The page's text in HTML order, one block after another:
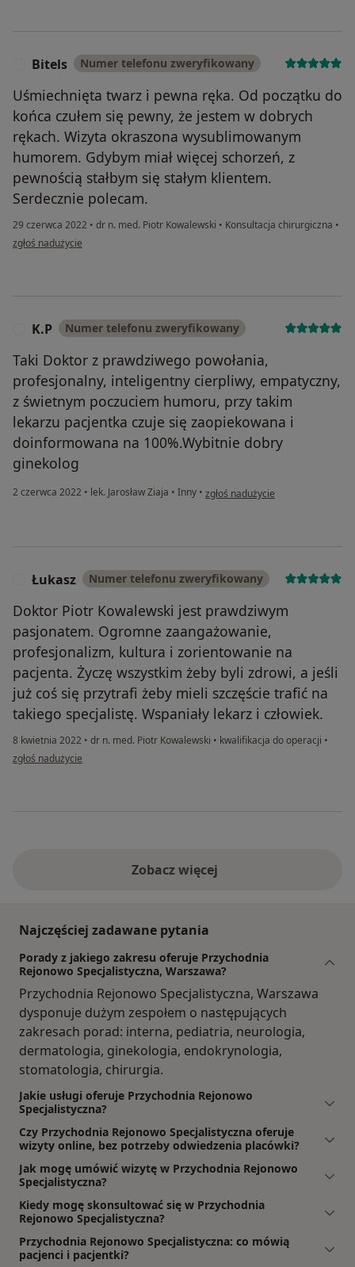
Bitels Numer telefonu zweryfikowany
Uśmiechnięta twarz i pewna ręka. Od początku do
końca czułem się pewny, że jestem w dobrych
rękach. Wizyta okraszona wysublimowanym
humorem. Gdybym miał więcej schorzeń, z
pewnością stałbym się stałym klientem.
Serdecznie polecam.
29 czerwca 2022 • dr n. med. Piotr Kowalewski • Konsultacja chirurgiczna •
w opinii użytkownika Bitels
zgłoś nadużycie
K.P Numer telefonu zweryfikowany
Taki Doktor z prawdziwego powołania,
profesjonalny, inteligentny cierpliwy, empatyczny,
z świetnym poczuciem humoru, przy takim
lekarzu pacjentka czuje się zaopiekowana i
doinformowana na 100%.Wybitnie dobry
ginekolog
2 czerwca 2022 • lek. Jarosław Ziaja • Inny • w opinii użytkownika K.P
zgłoś nadużycie
Łukasz Numer telefonu zweryfikowany
Doktor Piotr Kowalewski jest prawdziwym
pasjonatem. Ogromne zaangażowanie,
profesjonalizm, kultura i zorientowanie na
pacjenta. Życzę wszystkim żeby byli zdrowi, a jeśli
już coś się przytrafi żeby mieli szczęście trafić na
takiego specjalistę. Wspaniały lekarz i człowiek.
8 kwietnia 2022 • dr n. med. Piotr Kowalewski • kwalifikacja do operacji •
w opinii użytkownika Łukasz
zgłoś nadużycie
Zobacz więcej
Najczęściej zadawane pytania
Porady z jakiego zakresu oferuje Przychodnia
Rejonowo Specjalistyczna, Warszawa?
Przychodnia Rejonowo Specjalistyczna, Warszawa
dysponuje dużym zespołem o następujących
zakresach porad: interna, pediatria, neurologia,
dermatologia, ginekologia, endokrynologia,
stomatologia, chirurgia.
Jakie usługi oferuje Przychodnia Rejonowo
Specjalistyczna?
Czy Przychodnia Rejonowo Specjalistyczna oferuje
wizyty online, bez potrzeby odwiedzenia placówki?
Jak mogę umówić wizytę w Przychodnia Rejonowo
Specjalistyczna?
Kiedy mogę skonsultować się w Przychodnia
Rejonowo Specjalistyczna?
Przychodnia Rejonowo Specjalistyczna: co mówią
pacjenci i pacjentki?